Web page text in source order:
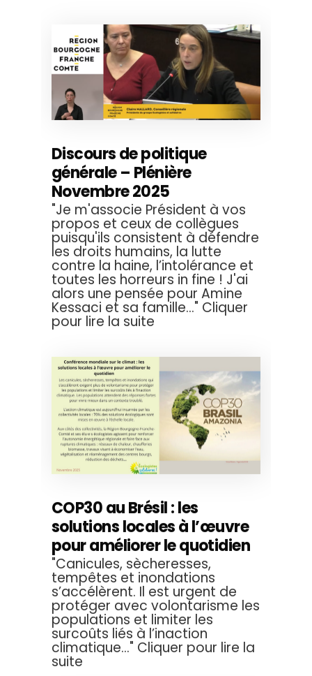
Discours de politique
générale – Plénière
Novembre 2025
"Je m'associe Président à vos
propos et ceux de collègues
puisqu'ils consistent à défendre
les droits humains, la lutte
contre la haine, l’intolérance et
toutes les horreurs in fine ! J'ai
alors une pensée pour Amine
Kessaci et sa famille..." Cliquer
pour lire la suite
COP30 au Brésil : les
solutions locales à l’œuvre
pour améliorer le quotidien
"Canicules, sècheresses,
tempêtes et inondations
s’accélèrent. Il est urgent de
protéger avec volontarisme les
populations et limiter les
surcoûts liés à l’inaction
climatique..." Cliquer pour lire la
suite